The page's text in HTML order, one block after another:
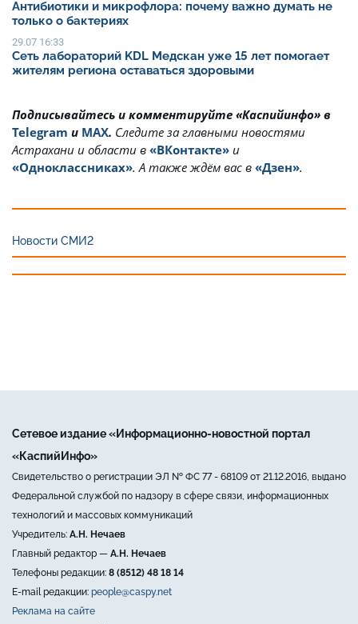
Антибиотики и микрофлора: почему важно думать не
только о бактериях
29.07 16:33
Сеть лабораторий KDL Медскан уже 15 лет помогает
жителям региона оставаться здоровыми
Подписывайтесь и комментируйте «Каспийинфо» в
Telegram и MAX. Cледите за главными новостями
Астрахани и области в «ВКонтакте» и
«Одноклассниках». А также ждём вас в «Дзен».
Новости СМИ2
Сетевое издание «Информационно-новостной портал
«КаспийИнфо»
Свидетельство о регистрации ЭЛ № ФС 77 - 68109 от 21.12.2016, выдано
Федеральной службой по надзору в сфере связи, информационных
технологий и массовых коммуникаций
Учредитель: А.Н. Нечаев
Главный редактор — А.Н. Нечаев
Телефоны редакции: 8 (8512) 48 18 14
E-mail редакции: people@caspy.net
Реклама на сайте